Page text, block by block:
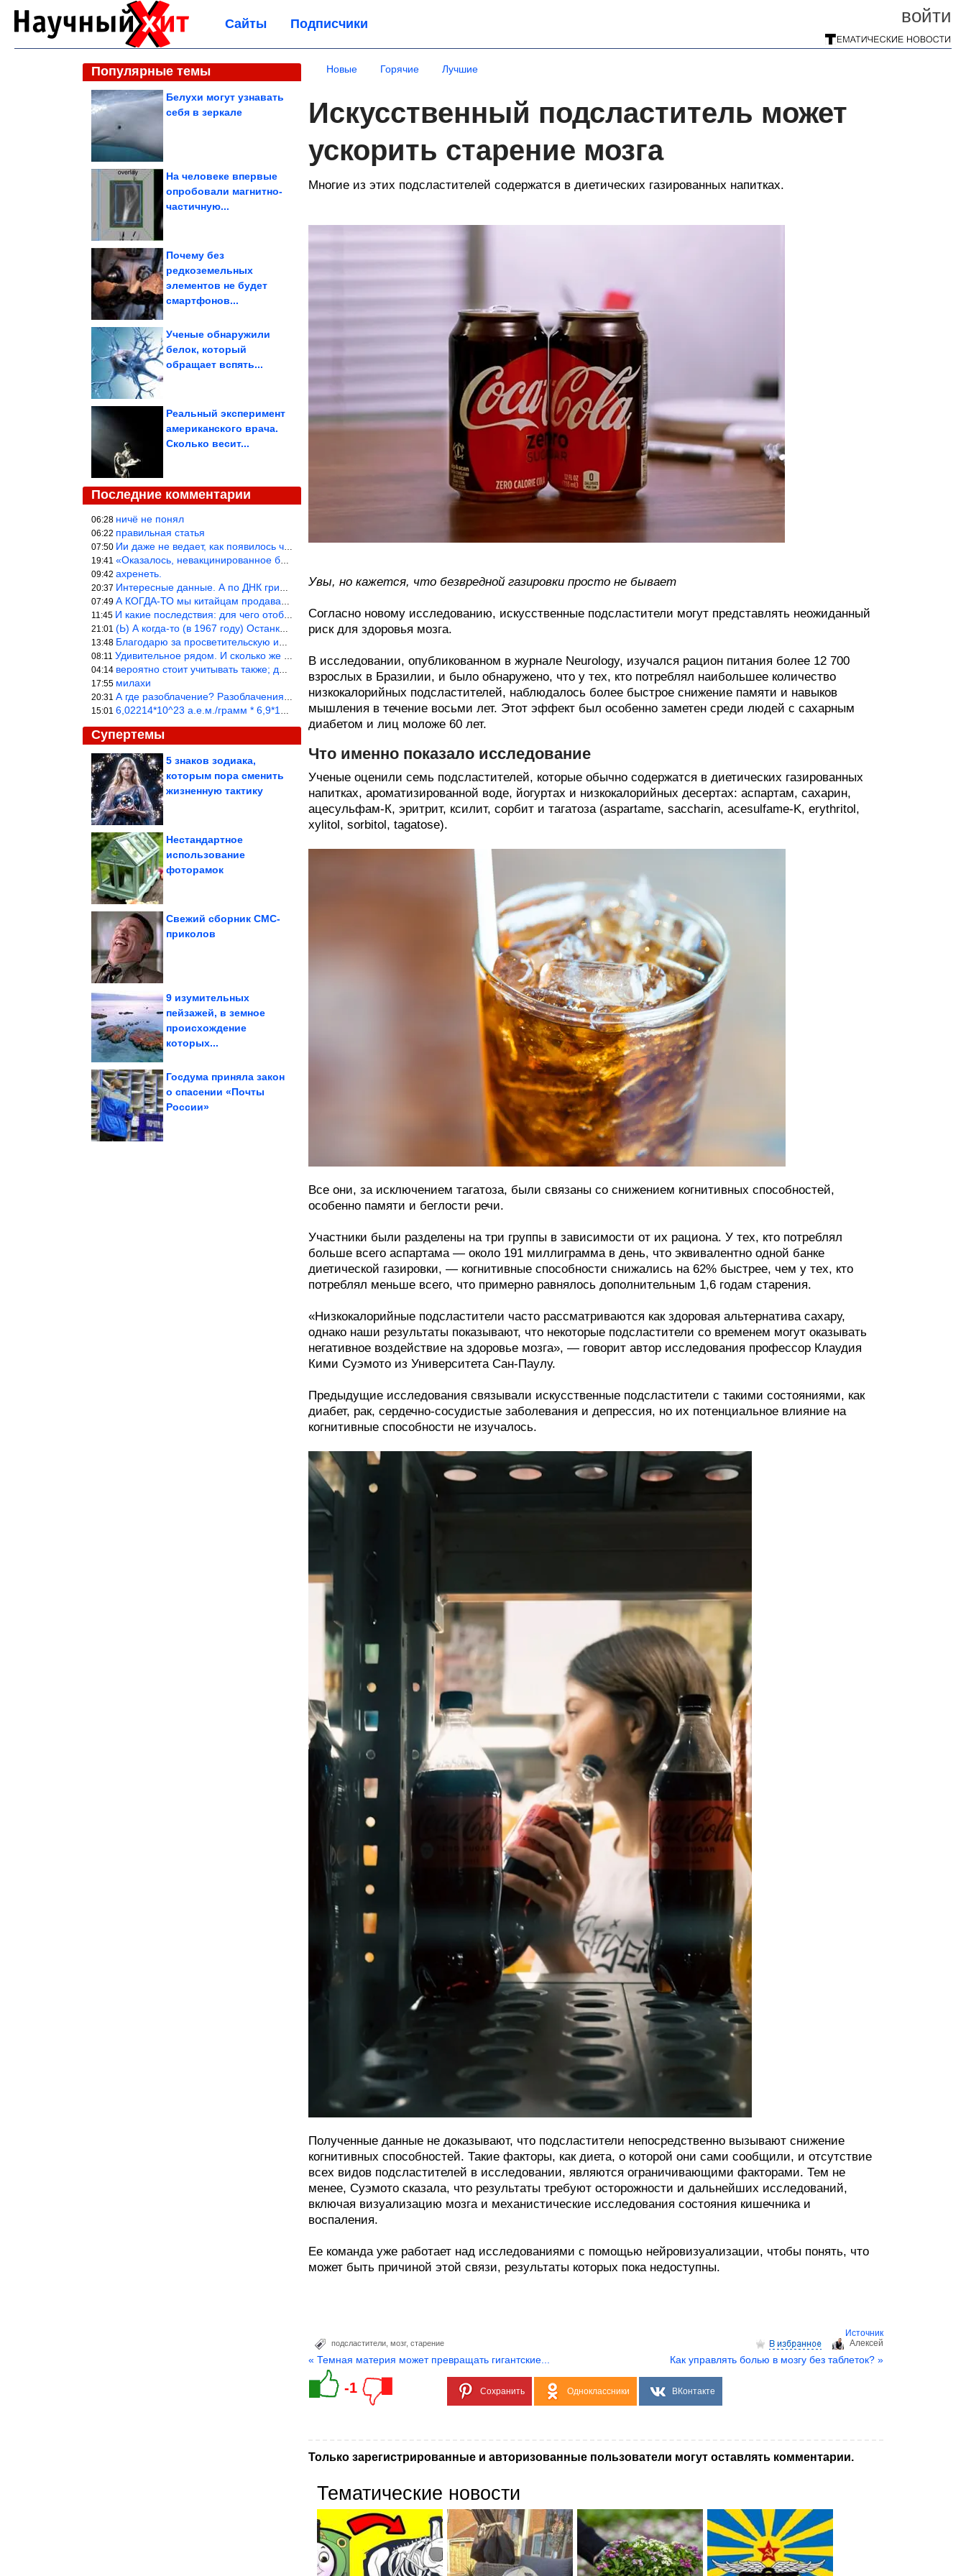
войти
Сайты Подписчики
Популярные темы
Белухи могут узнавать
себя в зеркале
На человеке впервые
опробовали магнитно-
частичную...
Почему без
редкоземельных
элементов не будет
смартфонов...
Ученые обнаружили
белок, который
обращает вспять...
Реальный эксперимент
американского врача.
Сколько весит...
Последние комментарии
06:28 ничё не понял
06:22 правильная статья
07:50 Ии даже не ведает, как появилось человечество и для чего оно сущ
19:41 «Оказалось, невакцинированное большинство умирает существенно ча
09:42 ахренеть.
20:37 Интересные данные. А по ДНК грибов, бактерий имеются сведения из
07:49 А КОГДА-ТО мы китайцам продавали фуфайки.
11:45 И какие последствия: для чего отобрали? или просто похвастались.
21:01 (Ь) А когда-то (в 1967 году) Останкинская телебашня была самым в
13:48 Благодарю за просветительскую информацию.
08:11 Удивительное рядом. И сколько же ещё открытий готовит Просвещень
04:14 вероятно стоит учитывать также; длительность сна сгущает кровото
17:55 милахи
20:31 А где разоблачение? Разоблачения нет — значит придётся принять к
15:01 6,02214*10^23 а.е.м./грамм * 6,9*10^-18 в секунду = 4,155*10^6 а
Супертемы
Зачем нужна
дома и как её провести
5 знаков зодиака,
которым пора сменить
жизненную тактику
Нестандартное
использование
фоторамок
Свежий сборник СМС-
приколов
Как сделать вкусным,
9 изумительных
пейзажей, в земное
происхождение
которых...
Нейт Люббе:
фотография и
путешествия как стиль
Госдума приняла закон
о спасении «Почты
России»
Новые Горячие Лучшие
Искусственный подсластитель может
ускорить старение мозга
Многие из этих подсластителей содержатся в диетических газированных напитках.
Увы, но кажется, что безвредной газировки просто не бывает
Согласно новому исследованию, искусственные подсластители могут представлять неожиданный
риск для здоровья мозга.
В исследовании, опубликованном в журнале Neurology, изучался рацион питания более 12 700
взрослых в Бразилии, и было обнаружено, что у тех, кто потреблял наибольшее количество
низкокалорийных подсластителей, наблюдалось более быстрое снижение памяти и навыков
мышления в течение восьми лет. Этот эффект был особенно заметен среди людей с сахарным
диабетом и лиц моложе 60 лет.
Что именно показало исследование
Ученые оценили семь подсластителей, которые обычно содержатся в диетических газированных
напитках, ароматизированной воде, йогуртах и низкокалорийных десертах: аспартам, сахарин,
ацесульфам-К, эритрит, ксилит, сорбит и тагатоза (aspartame, saccharin, acesulfame-K, erythritol,
xylitol, sorbitol, tagatose).
Все они, за исключением тагатоза, были связаны со снижением когнитивных способностей,
особенно памяти и беглости речи.
Участники были разделены на три группы в зависимости от их рациона. У тех, кто потреблял
больше всего аспартама — около 191 миллиграмма в день, что эквивалентно одной банке
диетической газировки, — когнитивные способности снижались на 62% быстрее, чем у тех, кто
потреблял меньше всего, что примерно равнялось дополнительным 1,6 годам старения.
«Низкокалорийные подсластители часто рассматриваются как здоровая альтернатива сахару,
однако наши результаты показывают, что некоторые подсластители со временем могут оказывать
негативное воздействие на здоровье мозга», — говорит автор исследования профессор Клаудия
Кими Суэмото из Университета Сан-Паулу.
Предыдущие исследования связывали искусственные подсластители с такими состояниями, как
диабет, рак, сердечно-сосудистые заболевания и депрессия, но их потенциальное влияние на
когнитивные способности не изучалось.
Полученные данные не доказывают, что подсластители непосредственно вызывают снижение
когнитивных способностей. Такие факторы, как диета, о которой они сами сообщили, и отсутствие
всех видов подсластителей в исследовании, являются ограничивающими факторами. Тем не
менее, Суэмото сказала, что результаты требуют осторожности и дальнейших исследований,
включая визуализацию мозга и механистические исследования состояния кишечника и
воспаления.
Ее команда уже работает над исследованиями с помощью нейровизуализации, чтобы понять, что
может быть причиной этой связи, результаты которых пока недоступны.
Источник
Aлексей
подсластители мозг, старение
« Темная материя может превращать гигантские... Как управлять болью в мозгу без таблеток? »
-1 Сохранить Одноклассники ВКонтакте
Только зарегистрированные и авторизованные пользователи могут оставлять комментарии.
Тематические новости